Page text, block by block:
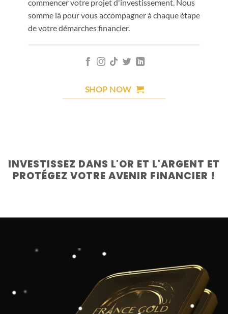
commencer votre projet d'investissement. Nous
somme là pour vous accompagner à chaque étape
de votre démarches financier.
SHOP NOW
INVESTISSEZ DANS L'OR ET L'ARGENT ET
PROTÉGEZ VOTRE AVENIR FINANCIER !